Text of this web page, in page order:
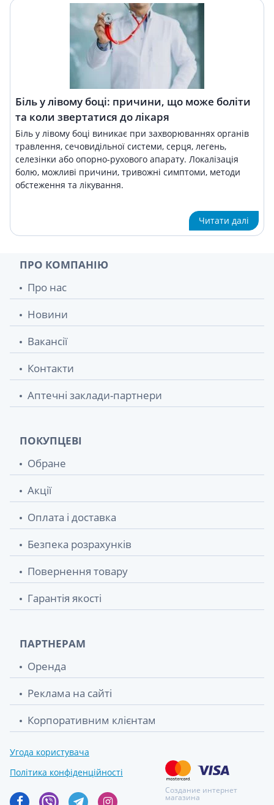
Біль у лівому боці: причини, що може боліти
та коли звертатися до лікаря
Біль у лівому боці виникає при захворюваннях органів
травлення, сечовидільної системи, серця, легень,
селезінки або опорно-рухового апарату. Локалізація
болю, можливі причини, тривожні симптоми, методи
обстеження та лікування.
Читати далі
ПРО КОМПАНІЮ
Про нас
Новини
Вакансії
Контакти
Аптечні заклади-партнери
ПОКУПЦЕВІ
Обране
Акції
Оплата і доставка
Безпека розрахунків
Повернення товару
Гарантія якості
ПАРТНЕРАМ
Оренда
Реклама на сайті
Корпоративним клієнтам
Угода користувача
Політика конфіденційності
Создание интернет
магазина